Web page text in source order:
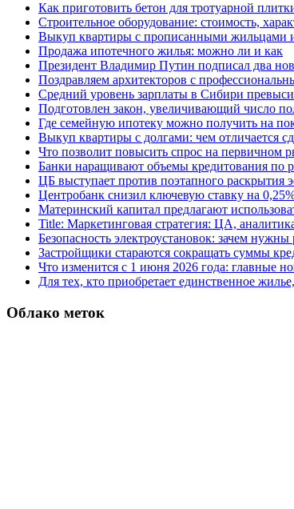
Как приготовить бетон для тротуарной
Строительное оборудование: стоимость,
Выкуп квартиры с прописанными жильцами и
Продажа ипотечного жилья: можно ли и как
Президент Владимир Путин подписал два
Поздравляем архитекторов с
Средний уровень зарплаты в Сибири
Подготовлен закон, увеличивающий число
Где семейную ипотеку можно получить на
Выкуп квартиры с долгами: чем отличается
Что позволит повысить спрос на первичном
Банки наращивают объемы кредитования по
ЦБ выступает против поэтапного раскрытия
Центробанк снизил ключевую ставку на
Материнский капитал предлагают
Title: Маркетинговая стратегия: ЦА,
Безопасность электроустановок: зачем
Застройщики стараются сокращать суммы
Что изменится с 1 июня 2026 года: главные
Для тех, кто приобретает единственное
Облако меток